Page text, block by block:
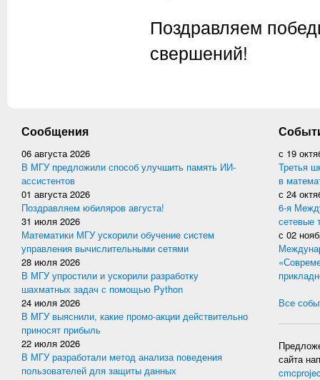
Поздравляем
свершений!
Сообщения
06 августа 2026
В МГУ предложили способ улучшить память ИИ-
ассистентов
01 августа 2026
Поздравляем юбиляров августа!
31 июля 2026
Математики МГУ ускорили обучение систем
управления вычислительными сетями
28 июля 2026
В МГУ упростили и ускорили разработку
шахматных задач с помощью Python
24 июля 2026
В МГУ выяснили, какие промо-акции действительно
приносят прибыль
22 июля 2026
В МГУ разработали метод анализа поведения
пользователей для защиты данных
с 19
Третья
в
с 24
6-я
сетевые
с 02
Все
сайта